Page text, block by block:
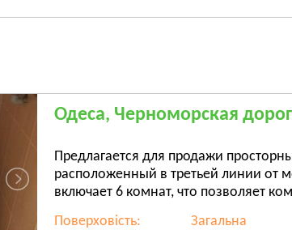
Одеса, Черноморская
Предлагается для продажи
расположенный в третьей линии от
включает 6 комнат, что позволяет
Поверховість:
Загальна